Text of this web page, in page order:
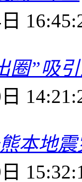
圈”吸
本地